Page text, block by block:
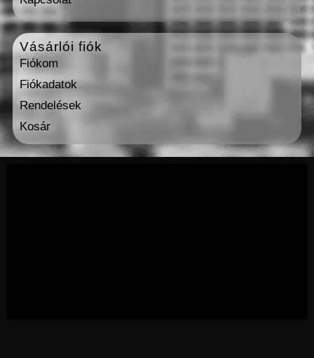
Vásárlói fiók
Fiókom
Fiókadatok
Rendelések
Kosár